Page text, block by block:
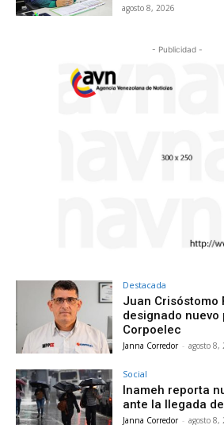
agosto 8, 2026
- Publicidad -
Destacada
Juan Crisóstomo
designado nuevo
Corpoelec
Janna Corredor - agosto 8,
Social
Inameh reporta
ante la llegada
Janna Corredor - agosto 8,